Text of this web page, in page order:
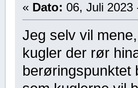
« Dato: 06, Juli 2023
Jeg selv vil
kugler der rør
berøringspunktet